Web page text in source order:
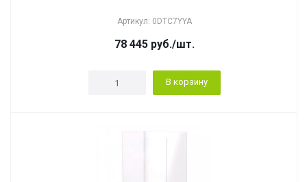
Артикул: 0DTC7YYA
78 445руб./шт.
В корзину